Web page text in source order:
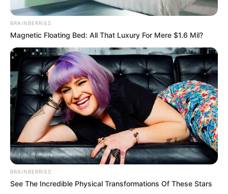
BRAINBERRIES
Magnetic Floating Bed: All That Luxury For Mere $1.6 Mil?
BRAINBERRIES
See The Incredible Physical Transformations Of These Stars